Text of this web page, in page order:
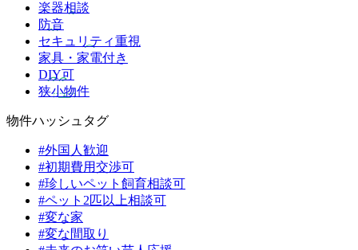
楽器相談
防音
セキュリティ重視
家具・家電付き
DIY可
狭小物件
物件ハッシュタグ
#外国人歓迎
#初期費用交渉可
#珍しいペット飼育相談可
#ペット2匹以上相談可
#変な家
#変な間取り